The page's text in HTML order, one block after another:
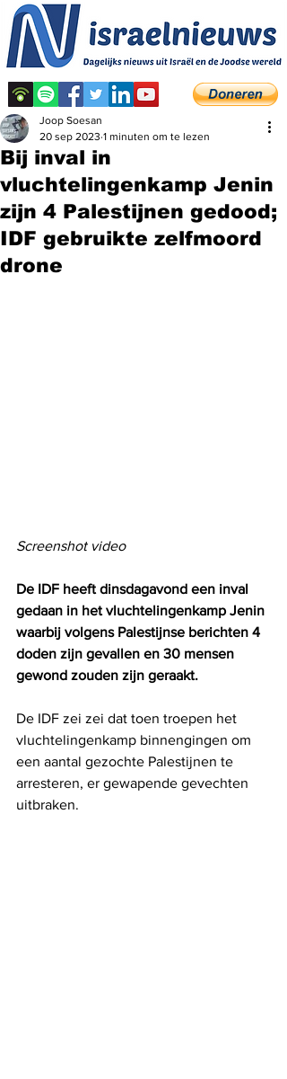
Bij inval in
vluchtelingenkamp Jenin
zijn 4 Palestijnen gedood;
IDF gebruikte zelfmoord
drone
Joop Soesan
20 sep 2023 1 minuten om te lezen
Screenshot video
De IDF heeft dinsdagavond een inval
gedaan in het vluchtelingenkamp Jenin
waarbij volgens Palestijnse berichten 4
doden zijn gevallen en 30 mensen
gewond zouden zijn geraakt.
De IDF zei zei dat toen troepen het
vluchtelingenkamp binnengingen om
een ​​aantal gezochte Palestijnen te
arresteren, er gewapende gevechten
uitbraken.